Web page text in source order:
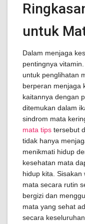
untuk
Dalam menjaga
pentingnya
untuk penglihatan
berperan menjaga
kaitannya dengan
ditemukan dalam
sindrom mata
mata tips tersebut
tidak hanya
menikmati hidup
kesehatan mata
hidup kita.
mata secara rutin
bergizi dan
mata yang sehat
secara